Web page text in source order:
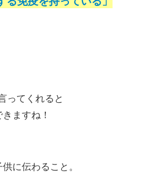
ってくれると
ますね！
に伝わること。